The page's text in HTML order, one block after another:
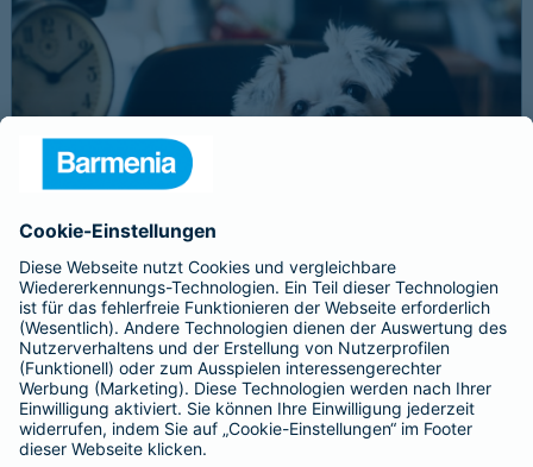
Schnelle Notfallversorgung bei Ernstfällen
gewährleisten
Der Dackel Balu macht für Leckerlies alles. Beim Gassigehen
frisst er leider eine mit Rasierklingen gespickte Wurst. Die